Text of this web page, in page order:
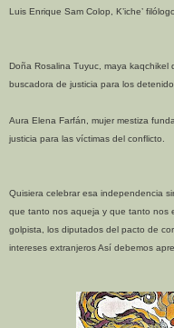
Luis Enrique Sam Colop, K’iche’
Doña Rosalina Tuyuc, maya
buscadora de justicia para los
Aura Elena Farfán, mujer mestiza
justicia para las víctimas del conflicto.
Quisiera celebrar esa independencia
que tanto nos aqueja y que tanto nos
golpista, los diputados del pacto de
intereses extranjeros Así debemos